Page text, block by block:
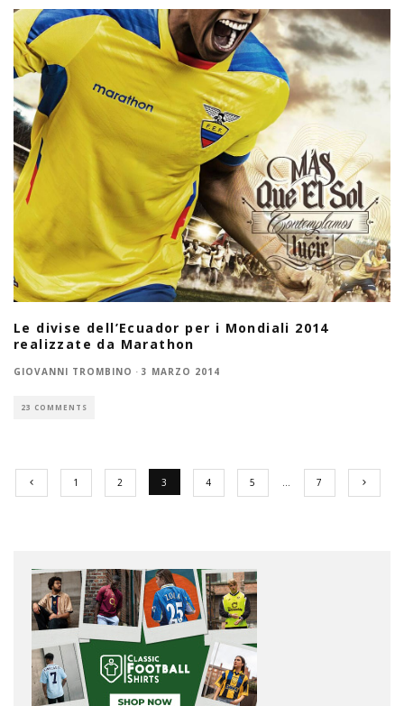
Le divise dell’Ecuador per i Mondiali 2014
realizzate da Marathon
GIOVANNI TROMBINO · 3 MARZO 2014
23 COMMENTS
1 2 3 4 5 … 7